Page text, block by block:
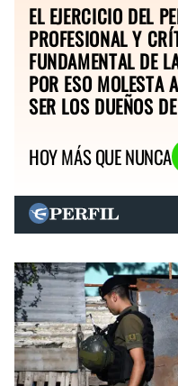
EL EJERCICIO DEL
PROFESIONAL Y
FUNDAMENTAL DE
POR ESO MOLESTA
SER LOS DUEÑOS
HOY MÁS QUE NUNCA